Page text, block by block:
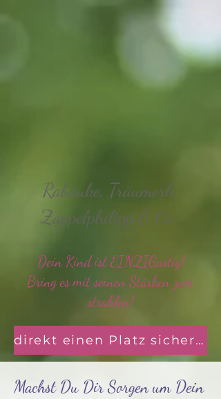
Rabauke, Träumerli,
Zappelphilipp & Co.
Dein Kind ist EINZIGartig!
Bring es mit seinen Stärken zum
strahlen!
direkt einen Platz sichern
Machst Du Dir Sorgen um Dein